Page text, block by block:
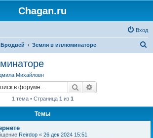
Chagan.ru
Вход
Бродвей Земля в иллюминаторе
Михайловн
Поиск
1 тема • Страница 1 из 1
Темы
Reirdop « 26 дек 2024 15:51